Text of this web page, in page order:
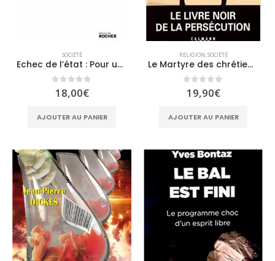
SOCIÉTÉ
Echec de l’état : Pour une société de libre choix
0sur 5
18,00€
AJOUTER AU PANIER
RELIGION,SOCIÉTÉ
Le Martyre des chrétiens d’Orient
0sur 5
19,90€
AJOUTER AU PANIER